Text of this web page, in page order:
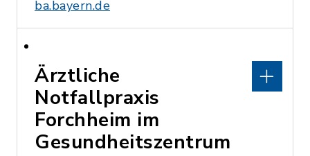
ba.bayern.de
Ärztliche
Notfallpraxis
Forchheim im
Gesundheitszentrum